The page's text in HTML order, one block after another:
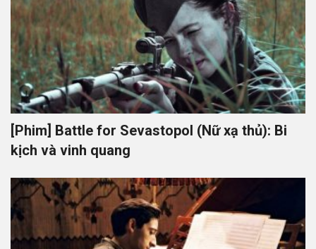
[Phim] Battle for Sevastopol (Nữ xạ thủ): Bi
kịch và vinh quang